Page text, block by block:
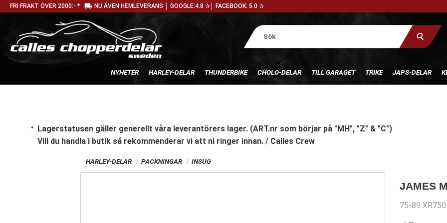
FRI FRAKT ÖVER 2000:- * local_shipping NU ÄVEN HEMLEVERANS │ GOOGLE:4.8 ✰│ FACEBOOK: 5.0 ✰
NYHETER HARLEY-DELAR THUNDERBIKE CHOLO-DELAR TILL GARAGET TRIKE JAPS-DELAR
Lagerstatusen gäller generellt våra leverantörers lager. (ART.nr som börjar på "MH", "Z" & "C")
Vill du handla i butik så rekommenderar vi att ni ringer innan. / Calles Crew
HARLEY-DELAR PACKNINGAR INSUG
JAMES
75-89 XR750